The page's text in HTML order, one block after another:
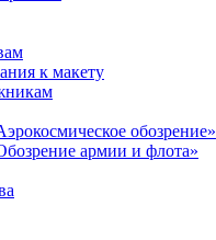
к макету
обозрение»
армии и флота»